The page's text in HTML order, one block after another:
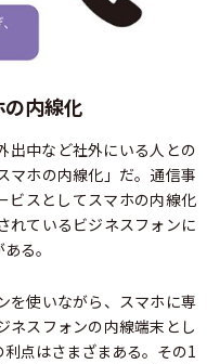
の内線化
出中など社外にいる人との
マホの内線化」だ。通信事
ビスとしてスマホの内線化
れているビジネスフォンに
る。
を使いながら、スマホに専
ネスフォンの内線端末とし
点はさまざまある。その1